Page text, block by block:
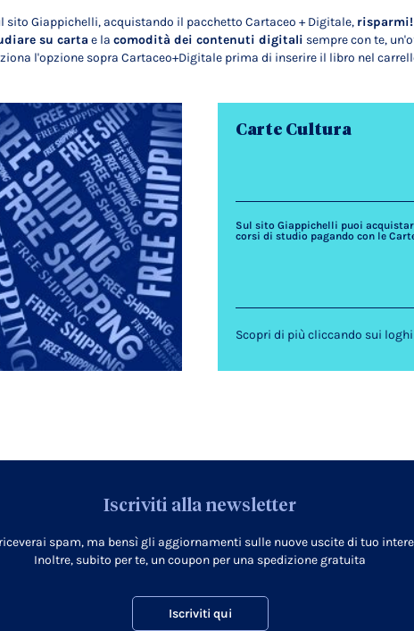
sito Giappichelli, acquistando il pacchetto Cartaceo + Digitale, risparmi!
su carta e la comodità dei contenuti digitali sempre con te,
l'opzione sopra Cartaceo+Digitale prima di inserire il libro nel
Carte Cultura
Sul sito Giappichelli puoi
corsi di studio pagando con le
Scopri di più cliccando sui
Iscriviti alla newsletter
spam, ma bensì gli aggiornamenti sulle nuove uscite di tuo
Inoltre, subito per te, un coupon per una spedizione gratuita
Iscriviti qui